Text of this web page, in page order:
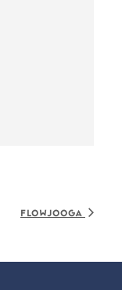
Flowjooga